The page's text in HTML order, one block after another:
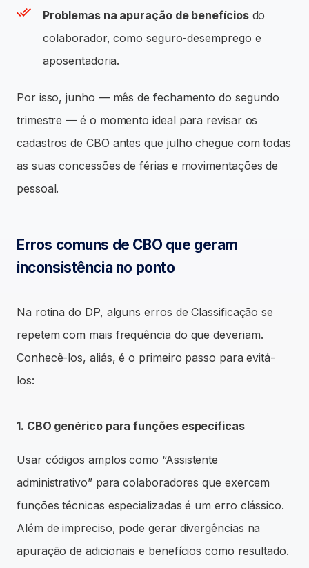
Problemas na apuração de benefíciosdo
colaborador, como seguro-desemprego e
aposentadoria.
Por isso, junho — mês de fechamento do segundo
trimestre — é o momento ideal para revisar os
cadastros de CBO antes que julho chegue com todas
as suas concessões de férias e movimentações de
pessoal.
Erros comuns de CBO que geram
inconsistência no ponto
Na rotina do DP, alguns erros de Classificação se
repetem com mais frequência do que deveriam.
Conhecê-los, aliás, é o primeiro passo para evitá-
los:
1. CBO genérico para funções específicas
Usar códigos amplos como “Assistente
administrativo” para colaboradores que exercem
funções técnicas especializadas é um erro clássico.
Além de impreciso, pode gerar divergências na
apuração de adicionais e benefícios como resultado.